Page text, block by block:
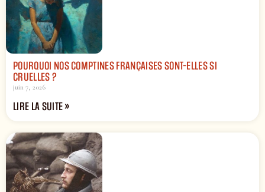
POURQUOI NOS COMPTINES FRANÇAISES SONT-ELLES SI
CRUELLES ?
juin 7, 2026
LIRE LA SUITE »